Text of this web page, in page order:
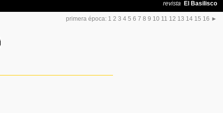
primera época: 1 2 3 4 5 6 7 8 9 10 11 12 13 14 15 16 ►